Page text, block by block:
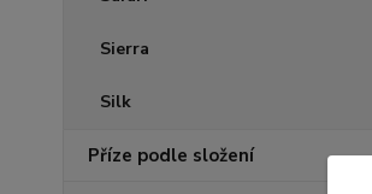
Sierra
Silk
Příze podle složení